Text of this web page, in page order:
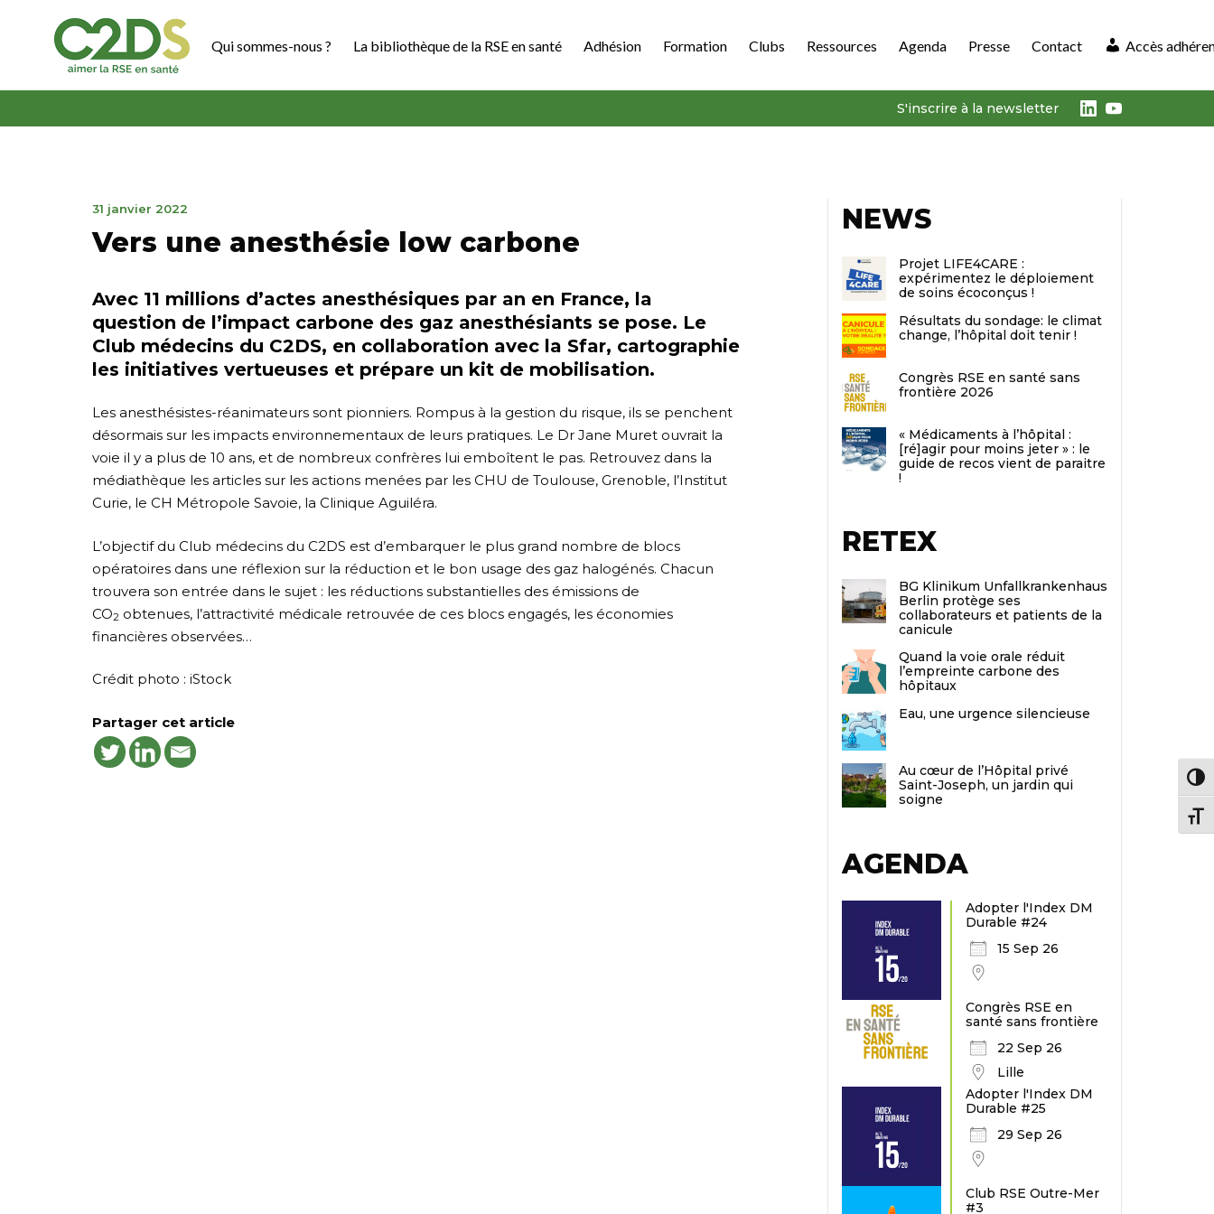
contenu
Qui sommes-nous ? La bibliothèque de la RSE en santé Adhésion Formation Clubs Ressources Agenda Presse Contact Accès
S'inscrire à la newsletter LinkedIn
Youtube
31 janvier 2022
2022
Vers une anesthésie low carbone
Avec 11 millions d’actes anesthésiques par an en France, la
question de l’impact carbone des gaz anesthésiants se pose. Le
Club médecins du C2DS, en collaboration avec la Sfar, cartographie
les initiatives vertueuses et prépare un kit de mobilisation.
Les anesthésistes-réanimateurs sont pionniers. Rompus à la gestion du risque, ils se penchent
désormais sur les impacts environnementaux de leurs pratiques. Le Dr Jane Muret ouvrait la
voie il y a plus de 10 ans, et de nombreux confrères lui emboîtent le pas. Retrouvez dans la
médiathèque les articles sur les actions menées par les CHU de Toulouse, Grenoble, l’Institut
Curie, le CH Métropole Savoie, la Clinique Aguiléra.
L’objectif du Club médecins du C2DS est d’embarquer le plus grand nombre de blocs
opératoires dans une réflexion sur la réduction et le bon usage des gaz halogénés. Chacun
trouvera son entrée dans le sujet : les réductions substantielles des émissions de
CO2 obtenues, l’attractivité médicale retrouvée de ces blocs engagés, les économies
financières observées…
Crédit photo : iStock
Partager cet article
NEWS
Projet LIFE4CARE :
expérimentez le déploiement
de soins écoconçus !
Résultats du sondage: le climat
change, l’hôpital doit tenir !
Congrès RSE en santé sans
frontière 2026
« Médicaments à l’hôpital :
[ré]agir pour moins jeter » : le
guide de recos vient de paraitre
!
RETEX
BG Klinikum Unfallkrankenhaus
Berlin protège ses
collaborateurs et patients de la
canicule
Quand la voie orale réduit
l’empreinte carbone des
hôpitaux
Eau, une urgence silencieuse
Au cœur de l’Hôpital privé
Saint-Joseph, un jardin qui
soigne
AGENDA
Adopter l'Index DM
Durable #24
15 Sep 26
Congrès RSE en
santé sans frontière
22 Sep 26
Lille
Adopter l'Index DM
Durable #25
29 Sep 26
Club RSE Outre-Mer
#3